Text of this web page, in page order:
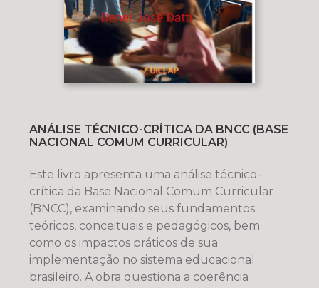
ANÁLISE TÉCNICO-CRÍTICA DA BNCC (BASE
NACIONAL COMUM CURRICULAR)
Este livro apresenta uma análise técnico-
crítica da Base Nacional Comum Curricular
(BNCC), examinando seus fundamentos
teóricos, conceituais e pedagógicos, bem
como os impactos práticos de sua
implementação no sistema educacional
brasileiro. A obra questiona a coerência